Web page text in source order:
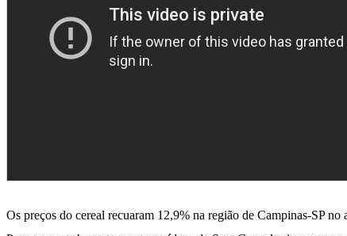
Os preços do cereal recuaram 12,9% na região de Campinas-SP